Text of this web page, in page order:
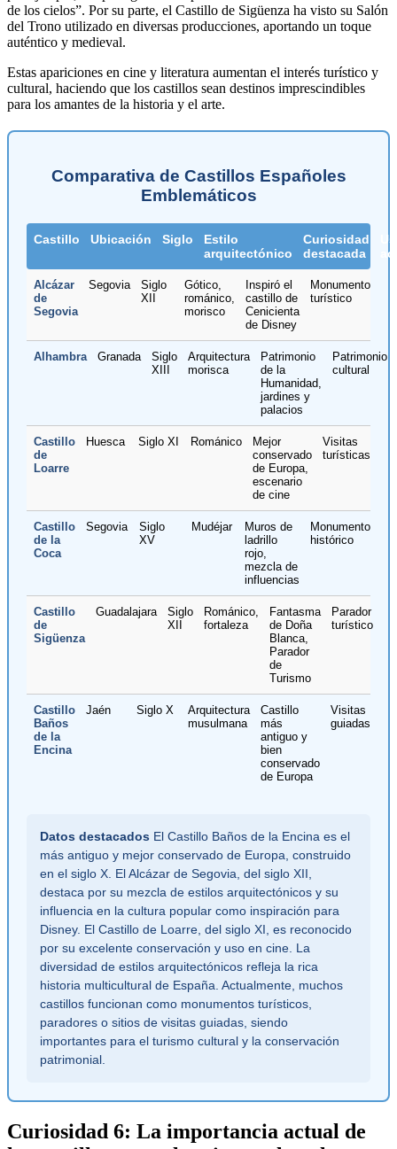
de los cielos”. Por su parte, el Castillo de Sigüenza ha visto su Salón
del Trono utilizado en diversas producciones, aportando un toque
auténtico y medieval.
Estas apariciones en cine y literatura aumentan el interés turístico y
cultural, haciendo que los castillos sean destinos imprescindibles
para los amantes de la historia y el arte.
Comparativa de Castillos Españoles
Emblemáticos
Castillo Ubicación Siglo
Estilo
arquitectónico
Curiosidad
destacada
Alcázar
de
Segovia
Segovia
Siglo
XII
Gótico,
románico,
morisco
Inspiró el
castillo de
Cenicienta
de Disney
Monumento
turístico
Alhambra Granada
Siglo
XIII
Arquitectura
morisca
Patrimonio
de la
Humanidad,
jardines y
palacios
Patrimonio
cultural
Castillo
de
Loarre
Huesca Siglo XI Románico
Mejor
conservado
de Europa,
escenario
de cine
Visitas
turísticas
Castillo
de la
Coca
Segovia
Siglo
XV
Mudéjar
Muros de
ladrillo
rojo,
mezcla de
influencias
Monumento
histórico
Castillo
de
Sigüenza
Guadalajara
Siglo
XII
Románico,
fortaleza
Fantasma
de Doña
Blanca,
Parador
de
Turismo
Parador
turístico
Castillo
Baños
de la
Encina
Jaén Siglo X
Arquitectura
musulmana
Castillo
más
antiguo y
bien
conservado
de Europa
Visitas
guiadas
Datos destacados El Castillo Baños de la Encina es el
más antiguo y mejor conservado de Europa, construido
en el siglo X. El Alcázar de Segovia, del siglo XII,
destaca por su mezcla de estilos arquitectónicos y su
influencia en la cultura popular como inspiración para
Disney. El Castillo de Loarre, del siglo XI, es reconocido
por su excelente conservación y uso en cine. La
diversidad de estilos arquitectónicos refleja la rica
historia multicultural de España. Actualmente, muchos
castillos funcionan como monumentos turísticos,
paradores o sitios de visitas guiadas, siendo
importantes para el turismo cultural y la conservación
patrimonial.
Curiosidad 6: La importancia actual de